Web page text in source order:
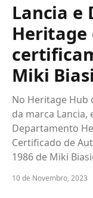
Lancia e
Heritage
Miki
No Heritage Hub
da marca
Departamento
Certificado de
1986 de Miki
10 de Novembro, 2023